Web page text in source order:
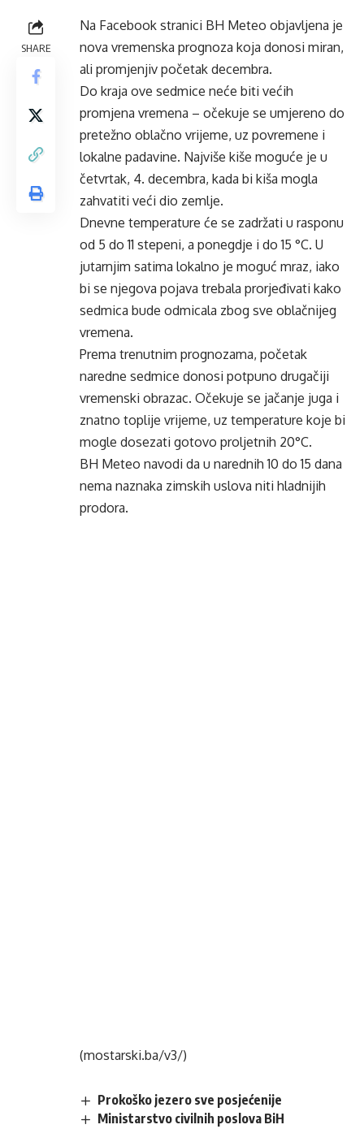
SHARE
Na Facebook stranici BH Meteo objavljena je
nova vremenska prognoza koja donosi miran,
ali promjenjiv početak decembra.
Do kraja ove sedmice neće biti većih
promjena vremena – očekuje se umjereno do
pretežno oblačno vrijeme, uz povremene i
lokalne padavine. Najviše kiše moguće je u
četvrtak, 4. decembra, kada bi kiša mogla
zahvatiti veći dio zemlje.
Dnevne temperature će se zadržati u rasponu
od 5 do 11 stepeni, a ponegdje i do 15 °C. U
jutarnjim satima lokalno je moguć mraz, iako
bi se njegova pojava trebala prorjeđivati kako
sedmica bude odmicala zbog sve oblačnijeg
vremena.
Prema trenutnim prognozama, početak
naredne sedmice donosi potpuno drugačiji
vremenski obrazac. Očekuje se jačanje juga i
znatno toplije vrijeme, uz temperature koje bi
mogle dosezati gotovo proljetnih 20°C.
BH Meteo navodi da u narednih 10 do 15 dana
nema naznaka zimskih uslova niti hladnijih
prodora.
(mostarski.ba/v3/)
Prokoško jezero sve posjećenije
Ministarstvo civilnih poslova BiH